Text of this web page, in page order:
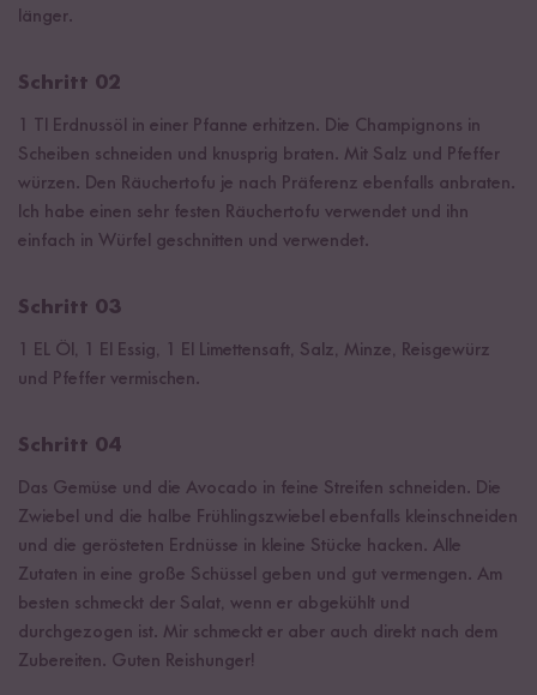
länger.
Schritt 02
1 Tl Erdnussöl in einer Pfanne erhitzen. Die Champignons in
Scheiben schneiden und knusprig braten. Mit Salz und Pfeffer
würzen. Den Räuchertofu je nach Präferenz ebenfalls anbraten.
Ich habe einen sehr festen Räuchertofu verwendet und ihn
einfach in Würfel geschnitten und verwendet.
Schritt 03
1 EL Öl, 1 El Essig, 1 El Limettensaft, Salz, Minze, Reisgewürz
und Pfeffer vermischen.
Schritt 04
Das Gemüse und die Avocado in feine Streifen schneiden. Die
Zwiebel und die halbe Frühlingszwiebel ebenfalls kleinschneiden
und die gerösteten Erdnüsse in kleine Stücke hacken. Alle
Zutaten in eine große Schüssel geben und gut vermengen. Am
besten schmeckt der Salat, wenn er abgekühlt und
durchgezogen ist. Mir schmeckt er aber auch direkt nach dem
Zubereiten. Guten Reishunger!